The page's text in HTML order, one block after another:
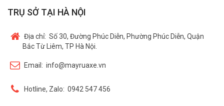
TRỤ SỞ TẠI HÀ NỘI
Địa chỉ: Số 30, Đường Phúc Diễn, Phường Phúc Diễn, Quận
Bắc Từ Liêm, TP Hà Nội.
Email: info@mayruaxe.vn
Hotline, Zalo: 0942 547 456